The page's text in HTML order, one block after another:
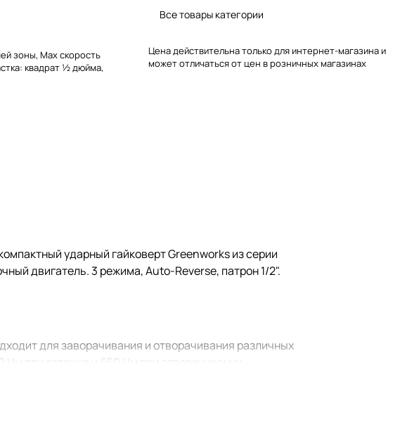
зоны, Мах скорость
квадрат ½ дюйма,
Все товары категории
Цена действительна только для интернет-магазина и
может отличаться от цен в розничных магазинах
ударный гайковерт Greenworks из серии
двигатель. 3 режима, Auto-Reverse, патрон 1/2".
для заворачивания и отворачивания различных
при затяжке и 650 Нм при отворачивании.
автоматического откручивания Auto-Reverse Stop.
плавным нажатием на курок.